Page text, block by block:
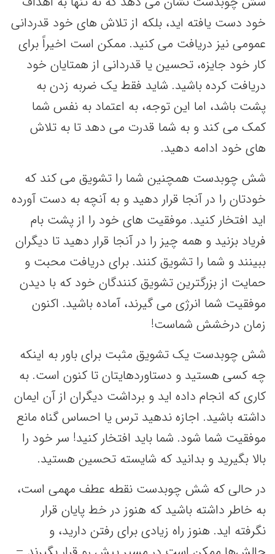
خود دست یافته اید، بلکه از تلاش های خود قدردانی
عمومی نیز دریافت می کنید. ممکن است اخیراً برای
کار خود جایزه، تحسین یا قدردانی از همتایان خود
دریافت کرده باشید. شاید فقط یک ضربه زدن به
پشت باشد، اما این توجه، به اعتماد به نفس شما
کمک می کند و به شما قدرت می دهد تا به تلاش
های خود ادامه دهید.
شش چوبدست همچنین شما را تشویق می کند که
خودتان را در آنجا قرار دهید و به آنچه به دست آورده
اید افتخار کنید. موفقیت های خود را از پشت بام
فریاد بزنید و همه چیز را در آنجا قرار دهید تا دیگران
ببینند و شما را تشویق کنند. برای دریافت محبت و
حمایت از بزرگترین تشویق کنندگان خود که با دیدن
موفقیت شما انرژی می گیرند، آماده باشید. اکنون
زمان درخشش شماست!
شش چوبدست یک تشویق مثبت برای باور به اینکه
چه کسی هستید و دستاوردهایتان تا کنون است. به
کاری که انجام داده اید و برداشت دیگران از آن ایمان
داشته باشید. اجازه ندهید ترس یا احساس گناه مانع
موفقیت شما شود. شما باید افتخار کنید! سر خود را
بالا بگیرید و بدانید که شایسته تحسین هستید.
در حالی که شش چوبدست نقطه عطف مهمی است،
به خاطر داشته باشید که هنوز در خط پایان قرار
نگرفته اید. هنوز راه زیادی برای رفتن دارید، و